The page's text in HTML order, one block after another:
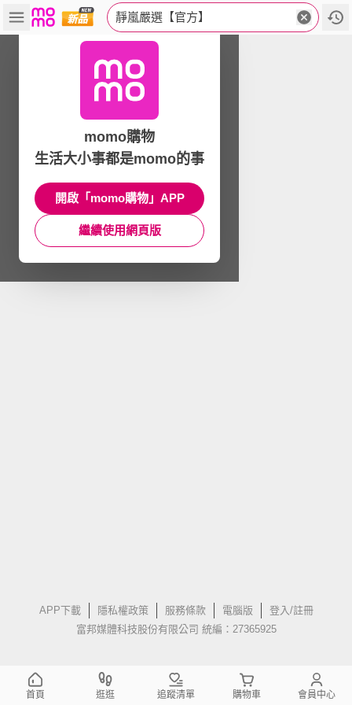
靜嵐嚴選【官方】
APP下載 隱私權政策 服務條款 電腦版
登入/註冊
富邦媒體科技股份有限公司 統編：27365925
momo購物
生活大小事都是momo的事
開啟「momo購物」APP
繼續使用網頁版
首頁 逛逛 追蹤清單 購物車 會員中心